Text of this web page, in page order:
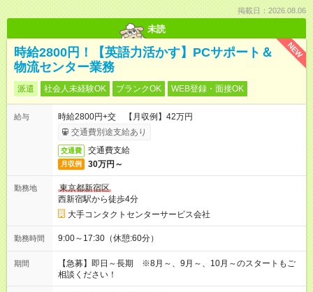
掲載日：2026.08.06
未読
NEW
時給2800円！【英語力活かす】PCサポート＆
物流センター業務
派遣 社会人未経験OK ブランクOK WEB登録・面接OK
給与
時給2800円+交 【月収例】42万円
交通費別途支給あり
交通費 交通費支給
月収例 30万円～
勤務地
東京都新宿区
西新宿駅から徒歩4分
大手コンタクトセンターサービス会社
勤務時間 9:00～17:30（休憩:60分）
期間
【急募】即日～長期 ※8月～、9月～、10月～のスタートもご
相談ください！